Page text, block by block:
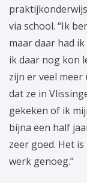
via school. “Ik
maar daar had
ik daar nog kon
zijn er veel
dat ze in
gekeken of ik
bijna een half
zeer goed. Het
werk genoeg.”